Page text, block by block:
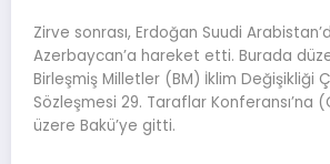
Zirve sonrası, Erdoğan Suudi
Azerbaycan’a hareket etti. Burada
Birleşmiş Milletler (BM) İklim Değişikliği
Sözleşmesi 29. Taraflar Konferansı’na
üzere Bakü’ye gitti.